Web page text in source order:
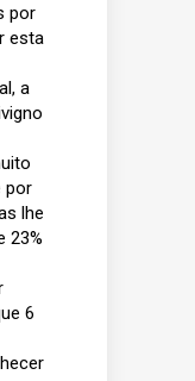
por
esta
a
por
lhe
23%
6